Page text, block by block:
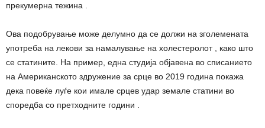
прекумерна тежина .
Ова подобрување може делумно да се должи на зголемената
употреба на лекови за намалување на холестеролот , како што
се статините. На пример, една студија објавена во списанието
на Американското здружение за срце во 2019 година покажа
дека повеќе луѓе кои имале срцев удар земале статини во
споредба со претходните години .